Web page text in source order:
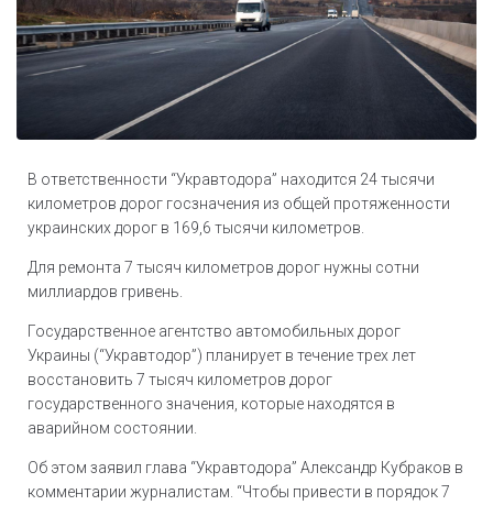
В ответственности “Укравтодора” находится 24 тысячи
километров дорог госзначения из общей протяженности
украинских дорог в 169,6 тысячи километров.
Для ремонта 7 тысяч километров дорог нужны сотни
миллиардов гривень.
Государственное агентство автомобильных дорог
Украины (“Укравтодор”) планирует в течение трех лет
восстановить 7 тысяч километров дорог
государственного значения, которые находятся в
аварийном состоянии.
Об этом заявил глава “Укравтодора” Александр Кубраков в
комментарии журналистам. “Чтобы привести в порядок 7